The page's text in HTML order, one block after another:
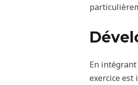
En intégrant
exercice est